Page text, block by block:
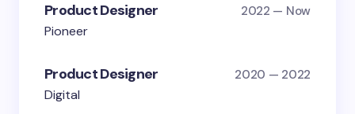
Product Designer 2022 — Now
Pioneer
Product Designer 2020 — 2022
Digital